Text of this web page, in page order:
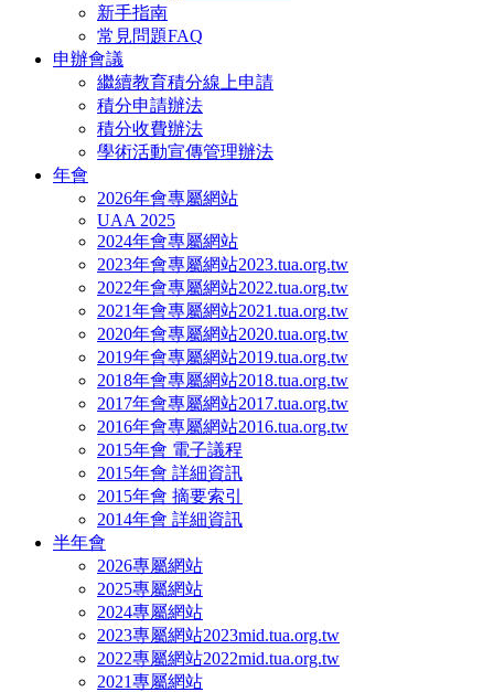
新手指南
常見問題FAQ
申辦會議
繼續教育積分線上申請
積分申請辦法
積分收費辦法
學術活動宣傳管理辦法
年會
2026年會專屬網站
UAA 2025
2024年會專屬網站
2023年會專屬網站2023.tua.org.tw
2022年會專屬網站2022.tua.org.tw
2021年會專屬網站2021.tua.org.tw
2020年會專屬網站2020.tua.org.tw
2019年會專屬網站2019.tua.org.tw
2018年會專屬網站2018.tua.org.tw
2017年會專屬網站2017.tua.org.tw
2016年會專屬網站2016.tua.org.tw
2015年會 電子議程
2015年會 詳細資訊
2015年會 摘要索引
2014年會 詳細資訊
半年會
2026專屬網站
2025專屬網站
2024專屬網站
2023專屬網站2023mid.tua.org.tw
2022專屬網站2022mid.tua.org.tw
2021專屬網站